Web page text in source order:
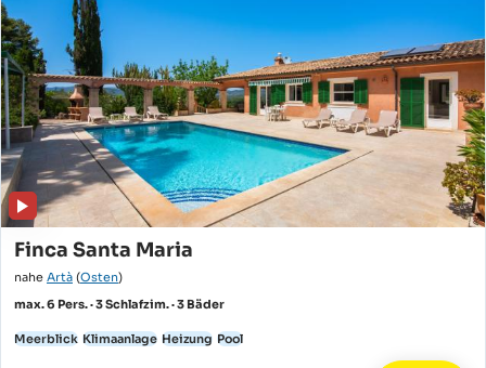
Finca Santa Maria
nahe Artà (Osten)
max. 6 Pers. · 3 Schlafzim. · 3 Bäder
Meerblick Klimaanlage Heizung Pool